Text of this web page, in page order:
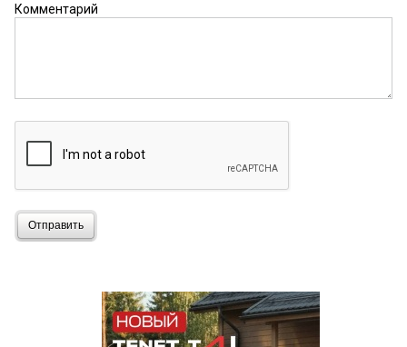
Комментарий
Отправить